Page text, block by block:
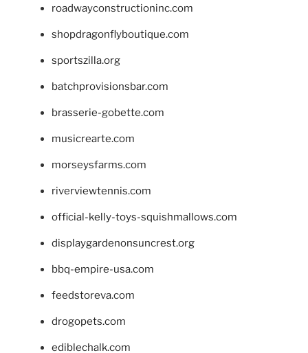
roadwayconstructioninc.com
shopdragonflyboutique.com
sportszilla.org
batchprovisionsbar.com
brasserie-gobette.com
musicrearte.com
morseysfarms.com
riverviewtennis.com
official-kelly-toys-squishmallows.com
displaygardenonsuncrest.org
bbq-empire-usa.com
feedstoreva.com
drogopets.com
ediblechalk.com